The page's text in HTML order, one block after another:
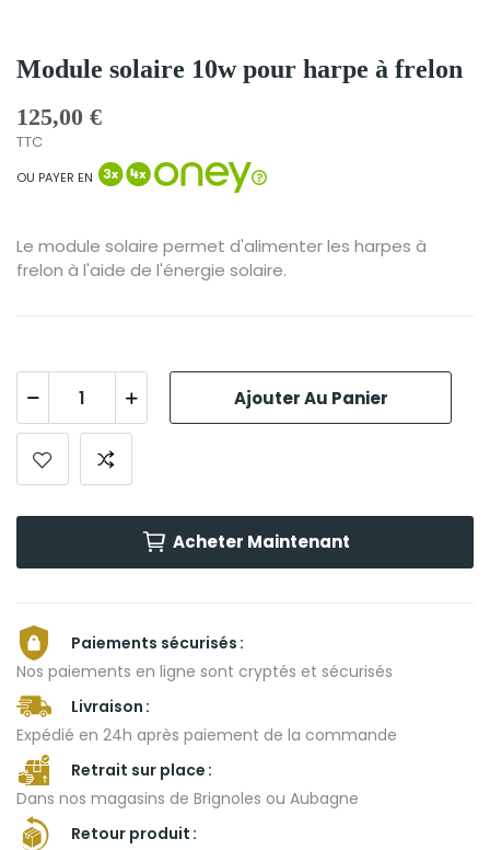
Module solaire 10w pour harpe à frelon
125,00 €
TTC
OU PAYER EN
Le module solaire permet d'alimenter les harpes à
frelon à l'aide de l'énergie solaire.
Ajouter Au Panier
Acheter Maintenant
Paiements sécurisés
Nos paiements en ligne sont cryptés et sécurisés
Livraison
Expédié en 24h après paiement de la commande
Retrait sur place
Dans nos magasins de Brignoles ou Aubagne
Retour produit